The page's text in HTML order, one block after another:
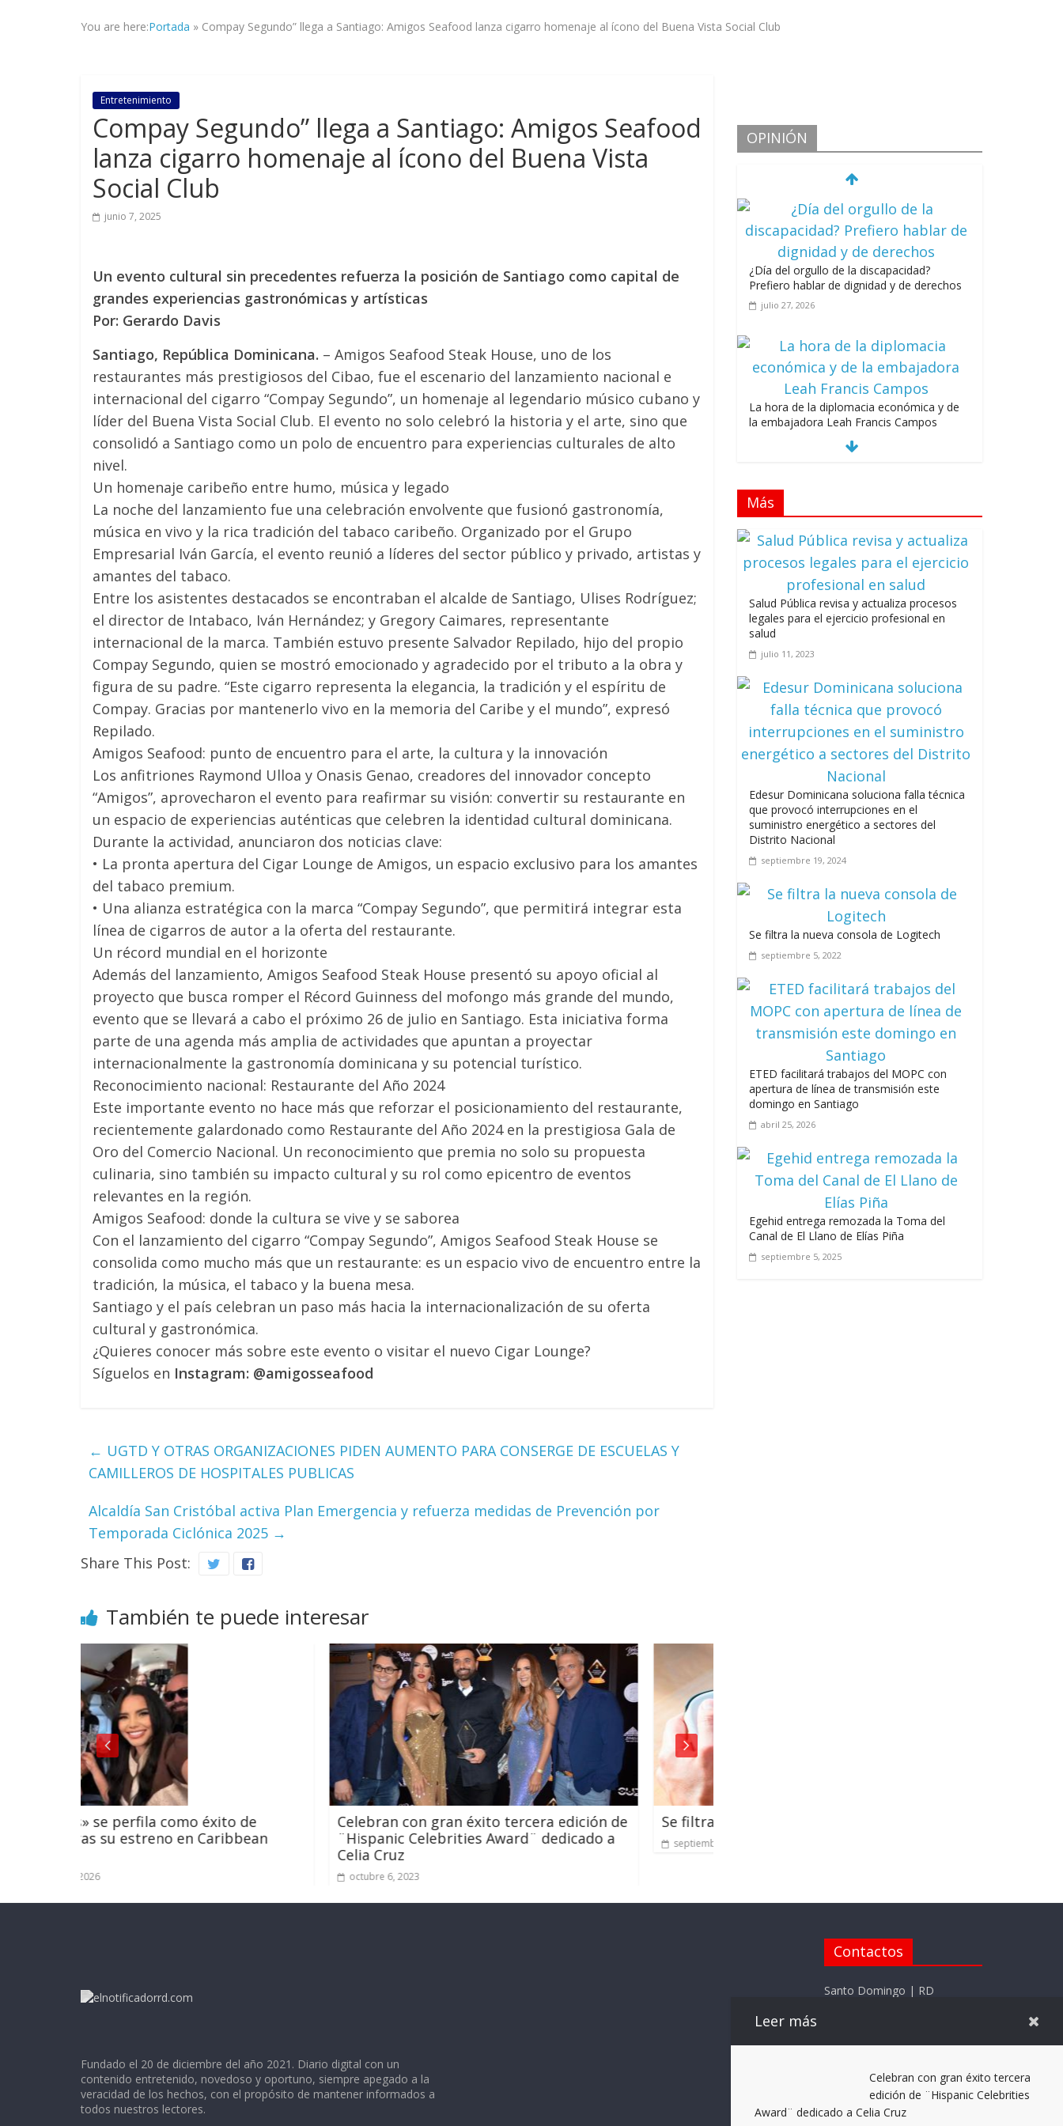
veracidad
con
propósito
mantener
informad@
lectores.
You are here:Portada » Compay Segundo” llega a Santiago: Amigos Seafood lanza cigarro homenaje al ícono del Buena Vista Social Club
Entretenimiento
Compay Segundo” llega a Santiago: Amigos Seafood
lanza cigarro homenaje al ícono del Buena Vista
Social Club
junio 7, 2025
Un evento cultural sin precedentes refuerza la posición de Santiago como capital de
grandes experiencias gastronómicas y artísticas
Por: Gerardo Davis
Santiago, República Dominicana. – Amigos Seafood Steak House, uno de los
restaurantes más prestigiosos del Cibao, fue el escenario del lanzamiento nacional e
internacional del cigarro “Compay Segundo”, un homenaje al legendario músico cubano y
líder del Buena Vista Social Club. El evento no solo celebró la historia y el arte, sino que
consolidó a Santiago como un polo de encuentro para experiencias culturales de alto
nivel.
Un homenaje caribeño entre humo, música y legado
La noche del lanzamiento fue una celebración envolvente que fusionó gastronomía,
música en vivo y la rica tradición del tabaco caribeño. Organizado por el Grupo
Empresarial Iván García, el evento reunió a líderes del sector público y privado, artistas y
amantes del tabaco.
Entre los asistentes destacados se encontraban el alcalde de Santiago, Ulises Rodríguez;
el director de Intabaco, Iván Hernández; y Gregory Caimares, representante
internacional de la marca. También estuvo presente Salvador Repilado, hijo del propio
Compay Segundo, quien se mostró emocionado y agradecido por el tributo a la obra y
figura de su padre. “Este cigarro representa la elegancia, la tradición y el espíritu de
Compay. Gracias por mantenerlo vivo en la memoria del Caribe y el mundo”, expresó
Repilado.
Amigos Seafood: punto de encuentro para el arte, la cultura y la innovación
Los anfitriones Raymond Ulloa y Onasis Genao, creadores del innovador concepto
“Amigos”, aprovecharon el evento para reafirmar su visión: convertir su restaurante en
un espacio de experiencias auténticas que celebren la identidad cultural dominicana.
Durante la actividad, anunciaron dos noticias clave:
• La pronta apertura del Cigar Lounge de Amigos, un espacio exclusivo para los amantes
del tabaco premium.
• Una alianza estratégica con la marca “Compay Segundo”, que permitirá integrar esta
línea de cigarros de autor a la oferta del restaurante.
Un récord mundial en el horizonte
Además del lanzamiento, Amigos Seafood Steak House presentó su apoyo oficial al
proyecto que busca romper el Récord Guinness del mofongo más grande del mundo,
evento que se llevará a cabo el próximo 26 de julio en Santiago. Esta iniciativa forma
parte de una agenda más amplia de actividades que apuntan a proyectar
internacionalmente la gastronomía dominicana y su potencial turístico.
Reconocimiento nacional: Restaurante del Año 2024
Este importante evento no hace más que reforzar el posicionamiento del restaurante,
recientemente galardonado como Restaurante del Año 2024 en la prestigiosa Gala de
Oro del Comercio Nacional. Un reconocimiento que premia no solo su propuesta
culinaria, sino también su impacto cultural y su rol como epicentro de eventos
relevantes en la región.
Amigos Seafood: donde la cultura se vive y se saborea
Con el lanzamiento del cigarro “Compay Segundo”, Amigos Seafood Steak House se
consolida como mucho más que un restaurante: es un espacio vivo de encuentro entre la
tradición, la música, el tabaco y la buena mesa.
Santiago y el país celebran un paso más hacia la internacionalización de su oferta
cultural y gastronómica.
¿Quieres conocer más sobre este evento o visitar el nuevo Cigar Lounge?
Síguelos en Instagram: @amigosseafood
← UGTD Y OTRAS ORGANIZACIONES PIDEN AUMENTO PARA CONSERGE DE ESCUELAS Y
CAMILLEROS DE HOSPITALES PUBLICAS
Alcaldía San Cristóbal activa Plan Emergencia y refuerza medidas de Prevención por
Temporada Ciclónica 2025 →
Share This Post:
También te puede interesar
éxito de
en Caribbean
Celebran con gran éxito tercera edición de
¨Hispanic Celebrities Award¨ dedicado a
Se filtra la nueva consola de Logitech
septiembre 5, 2022
OPINIÓN
¿Día del orgullo de la discapacidad?
Prefiero hablar de dignidad y de derechos
julio 27, 2026
La hora de la diplomacia económica y de
la embajadora Leah Francis Campos
patidarios
julio 12, 2026
Llevar los Juegos XXV Juegos
y parques del país
junio 15, 2026
A 67 años de la gesta de Constanza,
Maimón y Estero Hondo
junio 14, 2026
Leonel Fernández y la última oportunidad
de los políticos de carrera
agosto 3, 2026
Más
Salud Pública revisa y actualiza procesos
legales para el ejercicio profesional en
salud
julio 11, 2023
Edesur Dominicana soluciona falla técnica
que provocó interrupciones en el
suministro energético a sectores del
Distrito Nacional
septiembre 19, 2024
Se filtra la nueva consola de Logitech
septiembre 5, 2022
ETED facilitará trabajos del MOPC con
apertura de línea de transmisión este
domingo en Santiago
abril 25, 2026
Egehid entrega remozada la Toma del
Canal de El Llano de Elías Piña
septiembre 5, 2025
Fundado el 20 de diciembre del año 2021. Diario digital con un
contenido entretenido, novedoso y oportuno, siempre apegado a la
veracidad de los hechos, con el propósito de mantener informados a
todos nuestros lectores.
Contactos
Santo Domingo | RD
elnotificadorrd@gmail.com
Leer más
Celebran con gran éxito tercera
edición de ¨Hispanic Celebrities
Award¨ dedicado a Celia Cruz